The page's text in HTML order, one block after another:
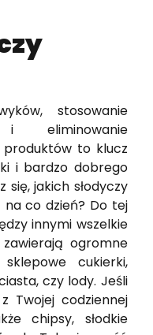
stosowanie
eliminowanie
to klucz
i bardzo dobrego
się, jakich słodyczy
co dzień? Do tej
innymi wszelkie
ogromne
cukierki,
czy lody. Jeśli
Twojej codziennej
chipsy, słodkie